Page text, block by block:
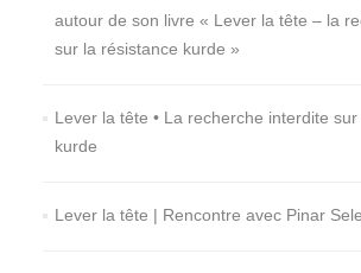
autour de son livre « Lever la tête – la
sur la résistance kurde »
Lever la tête • La recherche interdite
kurde
Lever la tête | Rencontre avec Pinar